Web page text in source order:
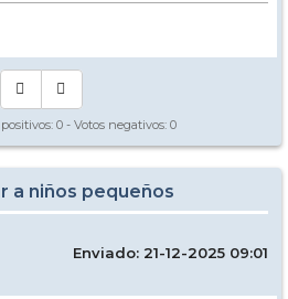
0 - Votos negativos: 0
a niños pequeños
Enviado: 21-12-2025 09:01